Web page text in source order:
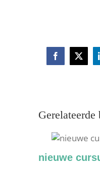
Facebook
X
Gerelateerde
nieuwe